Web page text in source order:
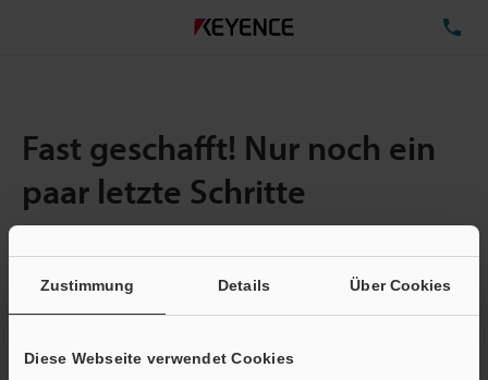
Zustimmung Details Über Cookies
Diese Webseite verwendet Cookies
Fast geschafft! Nur noch ein
paar letzte Schritte